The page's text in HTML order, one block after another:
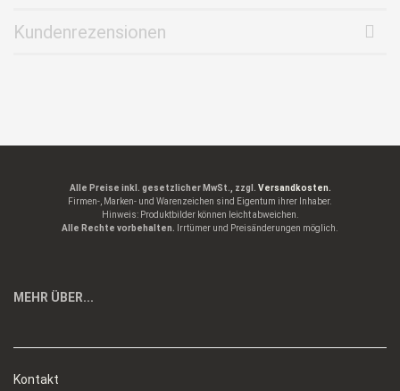
Kundenrezensionen
Alle Preise inkl. gesetzlicher MwSt., zzgl. Versandkosten.
Firmen-, Marken- und Warenzeichen sind Eigentum ihrer Inhaber.
Hinweis: Produktbilder können leicht abweichen.
Alle Rechte vorbehalten. Irrtümer und Preisänderungen möglich.
MEHR ÜBER...
Kontakt